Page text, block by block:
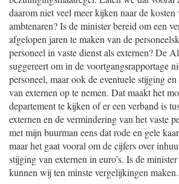
daarom niet veel meer kijken naar de kosten
ambtenaren? Is de minister bereid om een
afgelopen jaren te maken van de
personeel in vaste dienst als externen? De
suggereert om in de voortgangsrapportage
personeel, maar ook de eventuele stijging
van externen op te nemen. Dat maakt het
departement te kijken of er een verband is
externen en de vermindering van het vaste
met mijn buurman eens dat rode en gele
maar het gaat vooral om de cijfers over
stijging van externen in euro’s. Is de
kunnen wij ten minste vergelijkingen maken.